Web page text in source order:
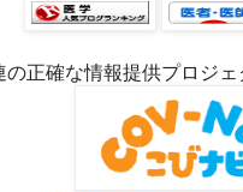
正確な情報提供プロジェ